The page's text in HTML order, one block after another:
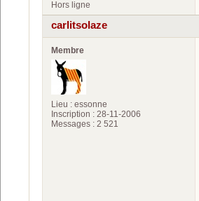
Hors ligne
carlitsolaze
Membre
Lieu : essonne
Inscription : 28-11-2006
Messages : 2 521